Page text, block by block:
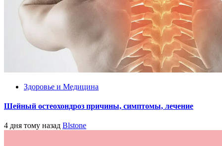
Здоровье и Медицина
Шейный остеохондроз причины, симптомы, лечение
4 дня тому назад Blstone